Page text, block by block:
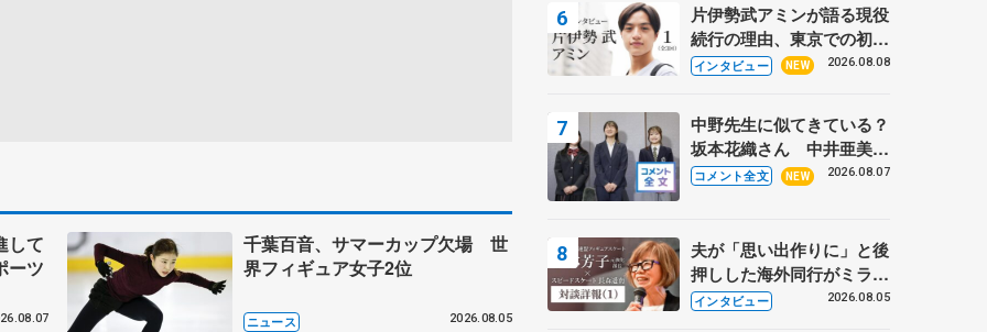
して
ーツ
千葉百音、サマーカップ欠場 世
界フィギュア女子2位
ニュース 2026.08.05
あい
片伊勢武アミンが語る現役
続行の理由、東京での初め
ての一人暮らし 注目スケ
インタビュー NEW 2026.08.08
中野先生に似てきている？
坂本花織さん 中井亜美は
クリケットのサマーキャン
部科学省スポーツ表彰
式】
コメント全文 NEW 2026.08.07
夫が「思い出作りに」と後
押しした海外同行がミラノ
まで… 繁華街のリンクで
インタビュー 2026.08.05